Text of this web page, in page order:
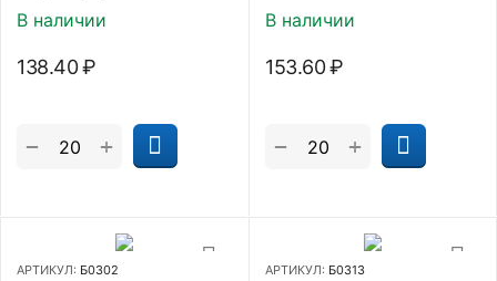
В наличии
138.40₽
+
−
В наличии
153.60₽
+
−
АРТИКУЛ: Б0302 АРТИКУЛ: Б0313